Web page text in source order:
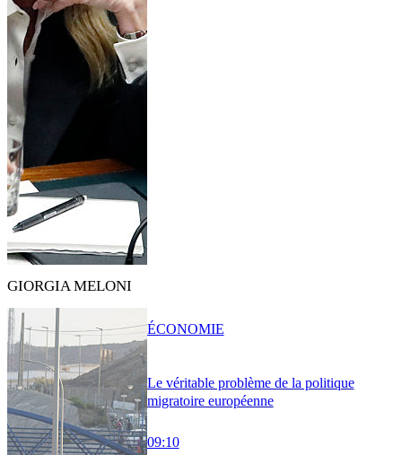
GIORGIA MELONI
Le véritable problème de la politique
migratoire européenne
09:10
ÉCONOMIE